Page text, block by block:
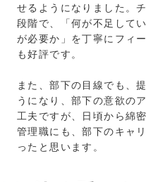
せるようになりました。
段階で、「何が不足して
が必要か」を丁寧にフィ
も好評です。
また、部下の目線でも、
うになり、部下の意欲の
工夫ですが、日頃から綿
管理職にも、部下のキャ
ったと思います。